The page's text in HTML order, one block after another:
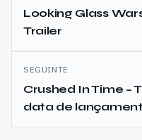
de
artigos
Looking Glass
Trailer
SEGUINTE
Crushed In Time –
data de